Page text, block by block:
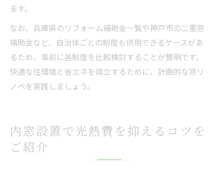
ます。
なお、兵庫県のリフォーム補助金一覧や神戸市の二重窓
補助金など、自治体ごとの制度も併用できるケースがあ
るため、事前に各制度を比較検討することが賢明です。
快適な住環境と省エネを両立するために、計画的な窓リ
ノベを実践しましょう。
内窓設置で光熱費を抑えるコツを
ご紹介